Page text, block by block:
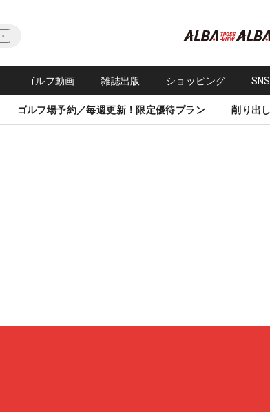
ゴルフ動画 雑誌出版 ショッピング
ゴルフ場予約／毎週更新！限定優待プラン 削り出